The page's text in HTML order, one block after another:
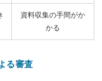
資料収集の手間がか
かる
る審査